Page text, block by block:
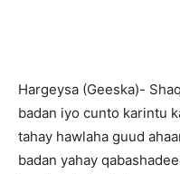
Hargeysa (Geeska)-
badan iyo cunto karintu
tahay hawlaha guud
badan yahay